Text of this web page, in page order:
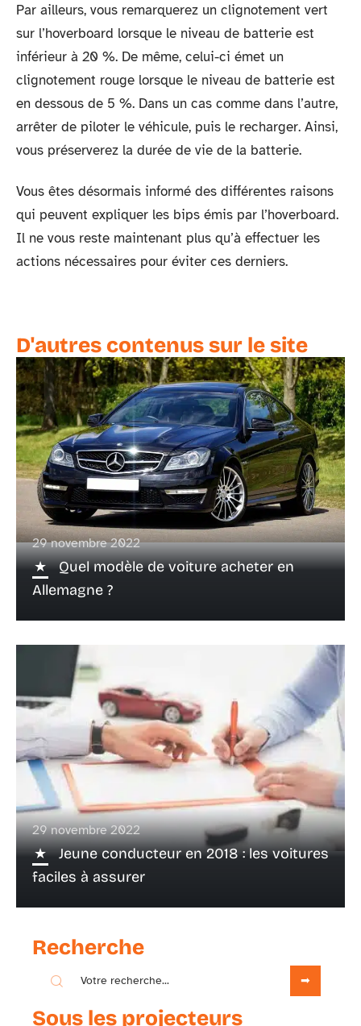
Par ailleurs, vous remarquerez un clignotement vert
sur l’hoverboard lorsque le niveau de batterie est
inférieur à 20 %. De même, celui-ci émet un
clignotement rouge lorsque le niveau de batterie est
en dessous de 5 %. Dans un cas comme dans l’autre,
arrêter de piloter le véhicule, puis le recharger. Ainsi,
vous préserverez la durée de vie de la batterie.
Vous êtes désormais informé des différentes raisons
qui peuvent expliquer les bips émis par l’hoverboard.
Il ne vous reste maintenant plus qu’à effectuer les
actions nécessaires pour éviter ces derniers.
D'autres contenus sur le site
29 novembre 2022
Quel modèle de voiture acheter en
Allemagne ?
29 novembre 2022
Jeune conducteur en 2018 : les voitures
faciles à assurer
Recherche
Sous les projecteurs